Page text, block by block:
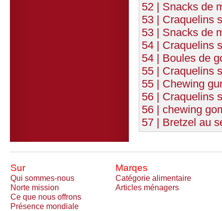
52 | Snacks de
53 | Craquelins
53 | Snacks de
54 | Craquelins
54 | Boules de
55 | Craquelins
55 | Chewing
56 | Craquelins
56 | chewing
57 | Bretzel au
Sur Marqes
Qui sommes-nous
Catégorie alimentaire
Norte mission
Articles ménagers
Ce que nous offrons
Présence mondiale